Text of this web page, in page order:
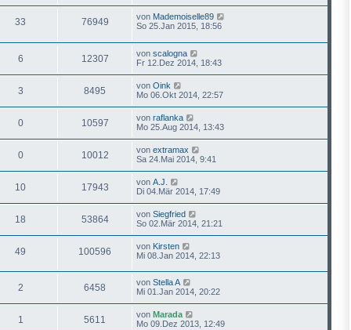
33 76949 von Mademoiselle89
So 25.Jan 2015, 18:56
6 12307 von scalogna
Fr 12.Dez 2014, 18:43
3 8495 von Oink
Mo 06.Okt 2014, 22:57
0 10597 von raflanka
Mo 25.Aug 2014, 13:43
0 10012 von extramax
Sa 24.Mai 2014, 9:41
10 17943 von A.J.
Di 04.Mär 2014, 17:49
18 53864 von Siegfried
So 02.Mär 2014, 21:21
49 100596 von Kirsten
Mi 08.Jan 2014, 22:13
2 6458 von Stella A
Mi 01.Jan 2014, 20:22
1 5611 von Marada
Mo 09.Dez 2013, 12:49